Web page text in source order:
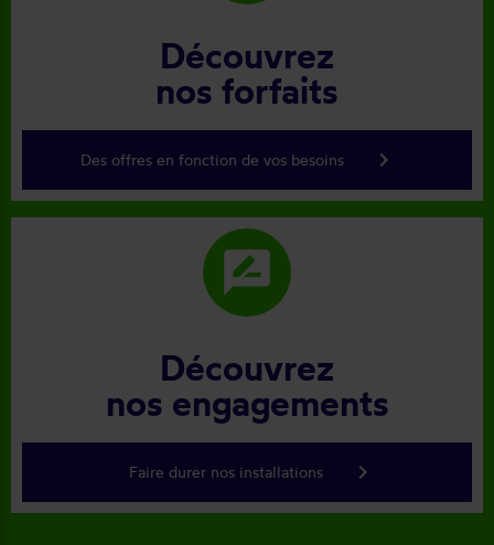
Découvrez
nos forfaits
Des offres en fonction de vos besoins keyboard_arrow_right
rate_review
Découvrez
nos engagements
Faire durer nos installations keyboard_arrow_right